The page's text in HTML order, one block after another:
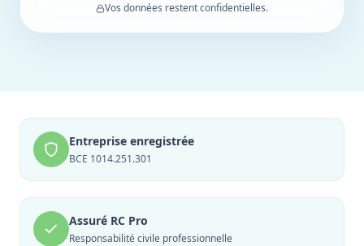
Vos données restent confidentielles.
Entreprise enregistrée
BCE 1014.251.301
Assuré RC Pro
Responsabilité civile professionnelle